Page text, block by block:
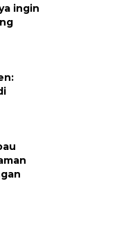
ingin